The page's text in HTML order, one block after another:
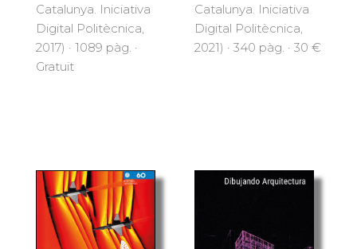
Catalunya. Iniciativa
Digital Politècnica,
2017) · 1089 pàg. ·
Gratuït
Catalunya. Iniciativa
Digital Politècnica,
2021) · 340 pàg. · 30 €